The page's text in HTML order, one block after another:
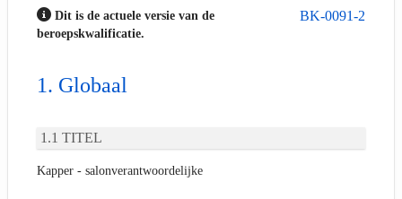
BK-0091-2
Dit is de actuele versie van de
beroepskwalificatie.
Globaal
TITEL
Kapper - salonverantwoordelijke